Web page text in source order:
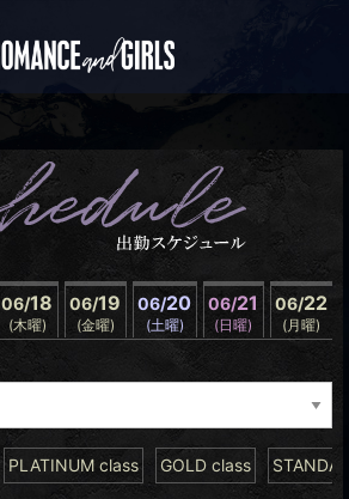
06/18
(木曜)
06/19
(金曜)
06/20
(土曜)
06/21
(日曜)
06/22
(月曜)
PLATINUM class GOLD class